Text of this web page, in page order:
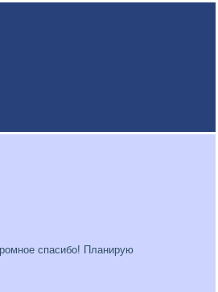
спасибо! Планирую